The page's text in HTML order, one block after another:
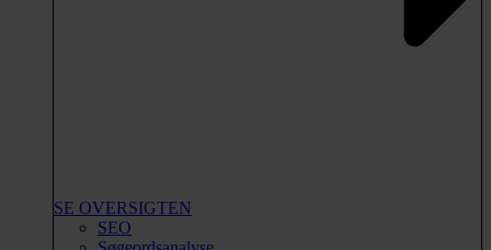
SE OVERSIGTEN
SEO